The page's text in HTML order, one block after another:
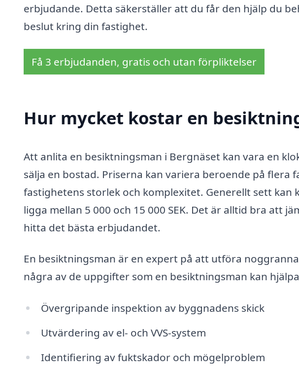
erbjudande. Detta säkerställer att du får den hjälp du
beslut kring din fastighet.
Få 3 erbjudanden, gratis och utan förpliktelser
Hur mycket kostar en
Att anlita en besiktningsman i Bergnäset kan vara en
sälja en bostad. Priserna kan variera beroende på flera
fastighetens storlek och komplexitet. Generellt sett kan
ligga mellan 5 000 och 15 000 SEK. Det är alltid bra att
hitta det bästa erbjudandet.
En besiktningsman är en expert på att utföra
några av de uppgifter som en besiktningsman kan
Övergripande inspektion av byggnadens skick
Utvärdering av el- och VVS-system
Identifiering av fuktskador och mögelproblem